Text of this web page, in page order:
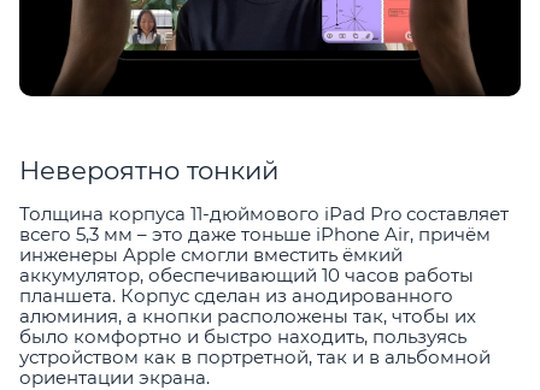
Невероятно тонкий
Толщина корпуса 11-дюймового iPad Pro составляет
всего 5,3 мм – это даже тоньше iPhone Air, причём
инженеры Apple смогли вместить ёмкий
аккумулятор, обеспечивающий 10 часов работы
планшета. Корпус сделан из анодированного
алюминия, а кнопки расположены так, чтобы их
было комфортно и быстро находить, пользуясь
устройством как в портретной, так и в альбомной
ориентации экрана.